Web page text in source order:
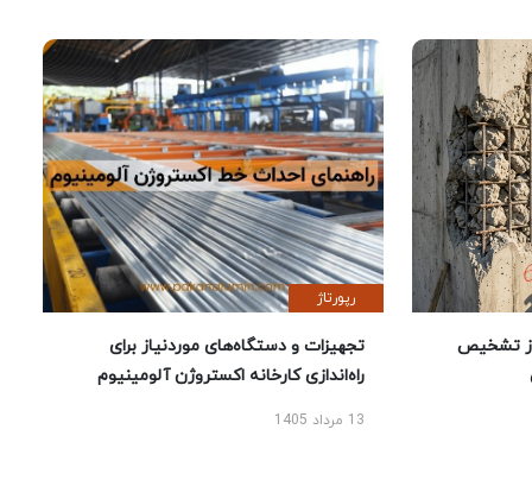
تشخیص
رپورتاژ
تجهیزات و دستگاه‌های موردنیاز برای
راه‌اندازی کارخانه اکستروژن آلومینیوم
13 مرداد 1405